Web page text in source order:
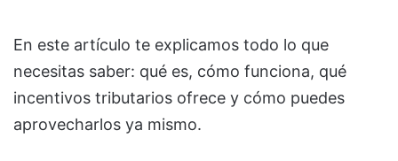
En este artículo te explicamos todo lo que
necesitas saber: qué es, cómo funciona, qué
incentivos tributarios ofrece y cómo puedes
aprovecharlos ya mismo.